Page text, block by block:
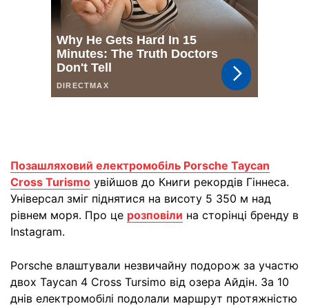
Позашляховий електромобіль Porsche Taycan
Cross Turismo увійшов до Книги рекордів Гіннеса.
Універсал зміг піднятися на висоту 5 350 м над
рівнем моря. Про це розповіли на сторінці бренду в
Instagram.
Porsche влаштували незвичайну подорож за участю
двох Taycan 4 Cross Tursimo від озера Айдін. За 10
днів електромобілі подолали маршрут протяжністю